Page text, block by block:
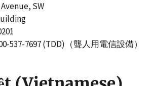
SW
537-7697 (TDD)（聾人用電信設備）